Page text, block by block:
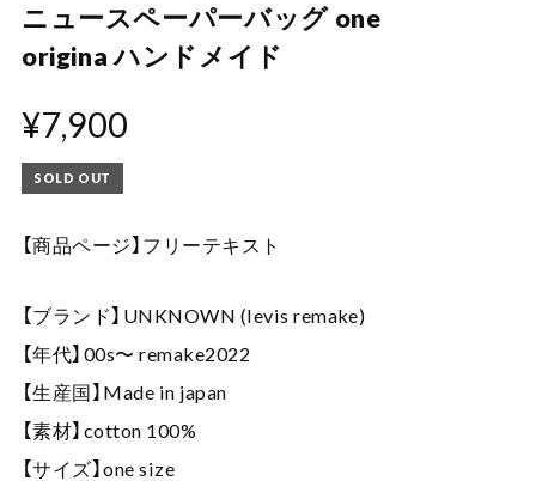
ニュースペーパーバッグ one
origina ハンドメイド
¥7,900
SOLD OUT
【商品ページ】フリーテキスト
【ブランド】UNKNOWN (levis remake)
【年代】00s〜 remake2022
【生産国】Made in japan
【素材】cotton 100%
【サイズ】one size